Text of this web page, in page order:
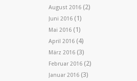
August 2016 (2)
Juni 2016 (1)
Mai 2016 (1)
April 2016 (4)
März 2016 (3)
Februar 2016 (2)
Januar 2016 (3)